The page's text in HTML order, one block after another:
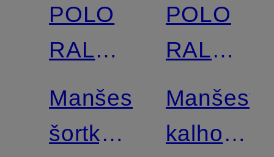
Certifikováno
POLO
RALPH
LAUREN
Manšestrové
šortky
POLO
RALPH
LAUREN
kalhoty